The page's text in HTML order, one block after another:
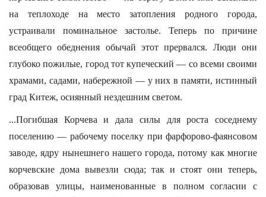
на теплоходе на место затопления родного города,
устраивали поминальное застолье. Теперь по причине
всеобщего обеднения обычай этот прервался. Люди они
глубоко пожилые, город тот купеческий — со всеми своими
храмами, садами, набережной — у них в памяти, истинный
град Китеж, осиянный нездешним светом.
...Погибшая Корчева и дала силы для роста соседнему
поселению — рабочему поселку при фарфорово-фаянсовом
заводе, ядру нынешнего нашего города, потому как многие
корчевские дома вывезли сюда; так и стоят они теперь,
образовав улицы, наименованные в полном согласии с